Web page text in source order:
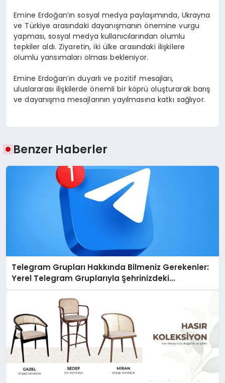
Emine Erdoğan’ın sosyal medya paylaşımında, Ukrayna
ve Türkiye arasındaki dayanışmanın önemine vurgu
yapması, sosyal medya kullanıcılarından olumlu
tepkiler aldı. Ziyaretin, iki ülke arasındaki ilişkilere
olumlu yansımaları olması bekleniyor.
Emine Erdoğan’ın duyarlı ve pozitif mesajları,
uluslararası ilişkilerde önemli bir köprü oluşturarak barış
ve dayanışma mesajlarının yayılmasına katkı sağlıyor.
Benzer Haberler
Telegram Grupları Hakkında Bilmeniz Gerekenler:
Yerel Telegram Gruplarıyla Şehrinizdeki
Topluluklara Ulaşın